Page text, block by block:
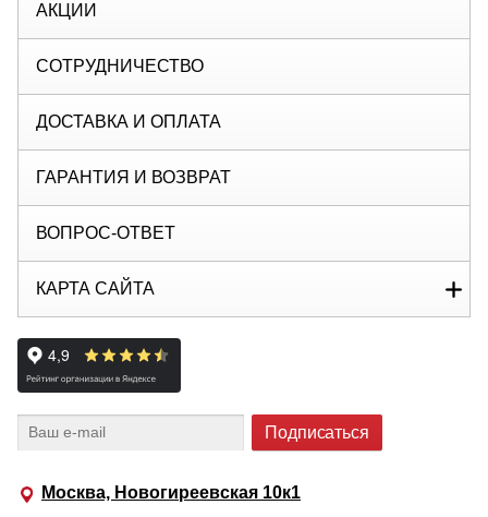
Москва, Новогиреевская 10к1
АКЦИИ
СОТРУДНИЧЕСТВО
ДОСТАВКА И ОПЛАТА
ГАРАНТИЯ И ВОЗВРАТ
ВОПРОС-ОТВЕТ
КАРТА САЙТА